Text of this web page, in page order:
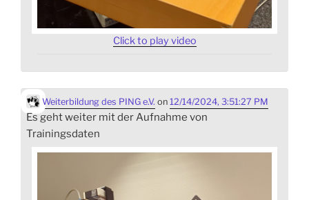
Click to play video
Weiterbildung des PING e.V. on 12/14/2024, 3:51:27 PM
Es geht weiter mit der Aufnahme von
Trainingsdaten